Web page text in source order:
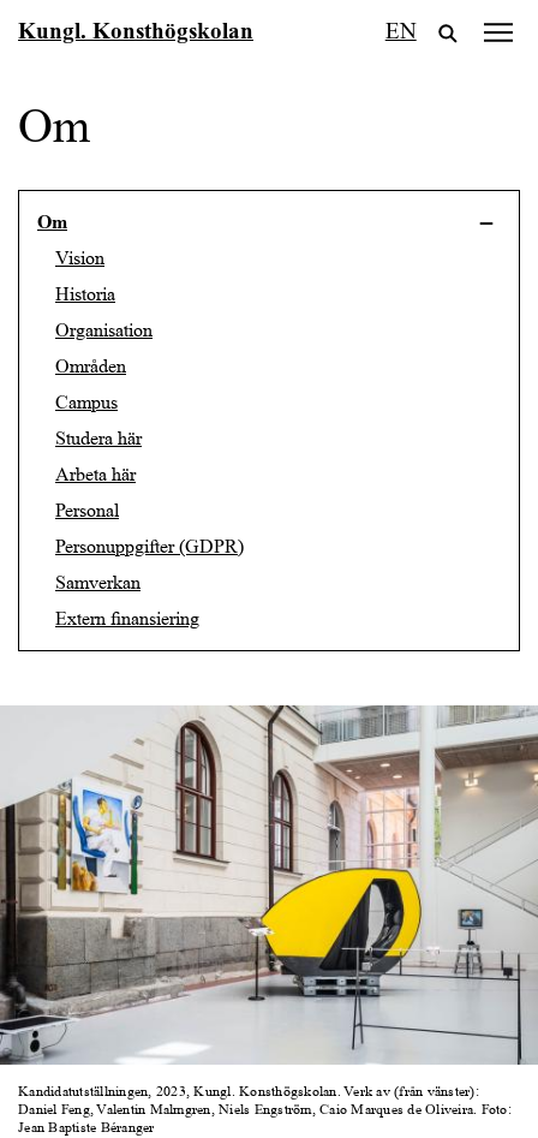
tillKungl. Konsthögskolan EN
Om
Om
Vision
Historia
Organisation
Områden
Campus
Studera här
Arbeta här
Personal
Personuppgifter (GDPR)
Samverkan
Extern finansiering
Kandidatutställningen, 2023, Kungl. Konsthögskolan. Verk av (från vänster):
Daniel Feng, Valentin Malmgren, Niels Engström, Caio Marques de Oliveira. Foto:
Jean Baptiste Béranger